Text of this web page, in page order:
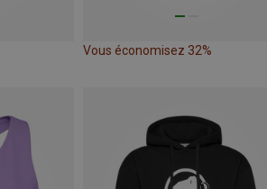
Vous économisez 32%